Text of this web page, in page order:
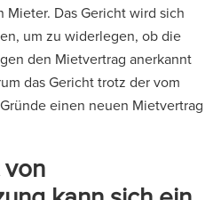
Das Gericht wird sich
um zu widerlegen, ob die
den Mietvertrag anerkannt
das Gericht trotz der vom
einen neuen Mietvertrag